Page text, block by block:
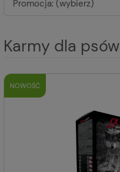
Promocja: (wybierz)
Karmy dla psów
NOWOŚĆ